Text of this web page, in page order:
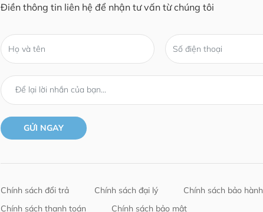
Điền thông tin liên hệ để nhận tư vấn từ chúng tôi
Chính sách đổi trả Chính sách đại lý Chính sách bảo hành
Chính sách thanh toán
Chính sách bảo mật